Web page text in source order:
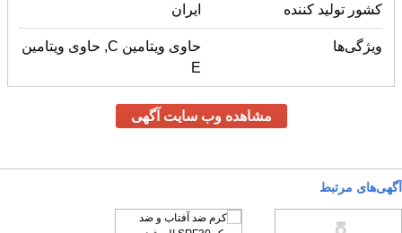
کشور تولید کننده ایران
ویژگی‌ها
حاوی ویتامین C, حاوی ویتامین
E
مشاهده وب سایت آگهی
آگهی‌های مرتبط